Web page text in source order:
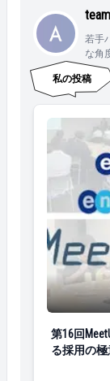
若手
な角
私の投稿
第16回
第16回
る採用の